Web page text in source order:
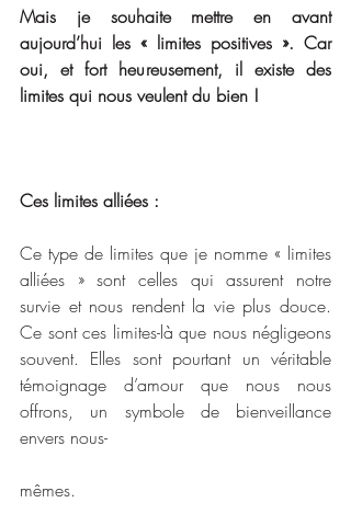
Mais je souhaite mettre en avant
aujourd’hui les « limites positives ». Car
oui, et fort heureusement, il existe des
limites qui nous veulent du bien !
Ces limites alliées :
Ce type de limites que je nomme « limites
alliées » sont celles qui assurent notre
survie et nous rendent la vie plus douce.
Ce sont ces limites-là que nous négligeons
souvent. Elles sont pourtant un véritable
témoignage d’amour que nous nous
offrons, un symbole de bienveillance
envers nous-
mêmes.